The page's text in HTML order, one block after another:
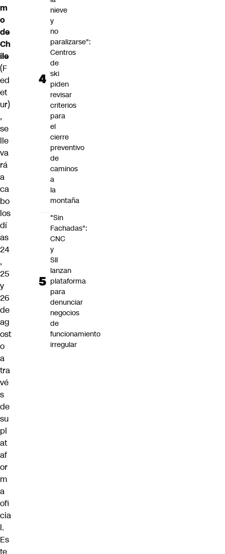
m
o
de
Ch
ile
(F
ed
et
ur)
,
se
lle
va
rá
a
ca
bo
los
dí
as
24
,
25
y
26
de
ag
ost
o
a
tra
vé
s
de
su
pl
at
af
or
m
a
ofi
cia
l.
Es
te
nieve
y
no
paralizarse":
Centros
de
ski
piden
revisar
criterios
para
el
cierre
preventivo
de
caminos
a
la
montaña
"Sin
Fachadas":
CNC
y
SII
lanzan
plataforma
para
denunciar
negocios
de
funcionamiento
irregular